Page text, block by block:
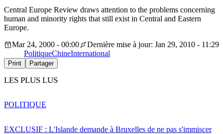
Central Europe Review draws attention to the problems concerning
human and minority rights that still exist in Central and Eastern
Europe.
Mar 24, 2000 - 00:00
Dernière mise à jour: Jan 29, 2010 - 11:29
PolitiqueChineInternational
Print Partager
LES PLUS LUS
EXCLUSIF : L'Islande demande à Bruxelles de ne pas s'immiscer
POLITIQUE